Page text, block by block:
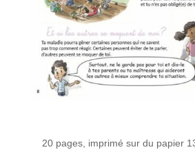
20 pages, imprimé sur du papier